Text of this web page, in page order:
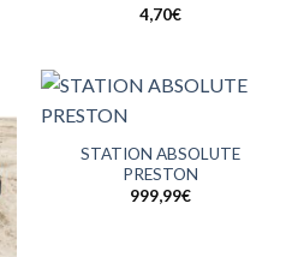
4,70€
STATION ABSOLUTE
PRESTON
999,99€